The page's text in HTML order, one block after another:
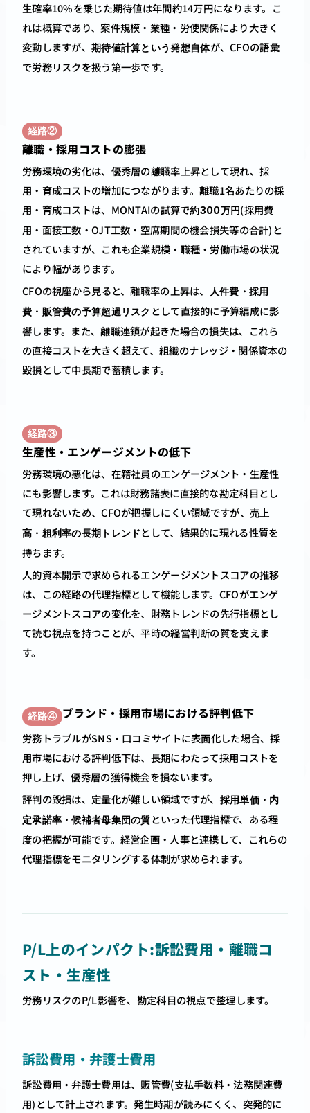
生確率10%を乗じた期待値は年間約14万円になります。こ
れは概算であり、案件規模・業種・労使関係により大きく
変動しますが、期待値計算という発想自体が、CFOの語彙
で労務リスクを扱う第一歩です。
経路②
離職・採用コストの膨張
労務環境の劣化は、優秀層の離職率上昇として現れ、採
用・育成コストの増加につながります。離職1名あたりの採
用・育成コストは、MONTAIの試算で約300万円(採用費
用・面接工数・OJT工数・空席期間の機会損失等の合計)と
されていますが、これも企業規模・職種・労働市場の状況
により幅があります。
CFOの視座から見ると、離職率の上昇は、
人件費・採用
費・販管費の予算超過リスク として直接的に予算編成に影
響します。また、離職連鎖が起きた場合の損失は、これら
の直接コストを大きく超えて、組織のナレッジ・関係資本の
毀損として中長期で蓄積します。
経路③
生産性・エンゲージメントの低下
労務環境の悪化は、在籍社員のエンゲージメント・生産性
にも影響します。これは財務諸表に直接的な勘定科目とし
て現れないため、CFOが把握しにくい領域ですが、 売上
高・粗利率の長期トレンドとして、結果的に現れる性質を
持ちます。
人的資本開示で求められるエンゲージメントスコアの推移
は、この経路の代理指標として機能します。CFOがエンゲ
ージメントスコアの変化を、財務トレンドの先行指標とし
て読む視点を持つことが、平時の経営判断の質を支えま
す。
経路④ ブランド・採用市場における評判低下
労務トラブルがSNS・口コミサイトに表面化した場合、採
用市場における評判低下は、長期にわたって採用コストを
押し上げ、優秀層の獲得機会を損ないます。
評判の毀損は、定量化が難しい領域ですが、
採用単価・内
定承諾率・候補者母集団の質といった代理指標で、ある程
度の把握が可能です。経営企画・人事と連携して、これらの
代理指標をモニタリングする体制が求められます。
P/L上のインパクト:訴訟費用・離職コ
スト・生産性
労務リスクのP/L影響を、勘定科目の視点で整理します。
訴訟費用・弁護士費用
訴訟費用・弁護士費用は、販管費(支払手数料・法務関連費
用)として計上されます。発生時期が読みにくく、突発的に